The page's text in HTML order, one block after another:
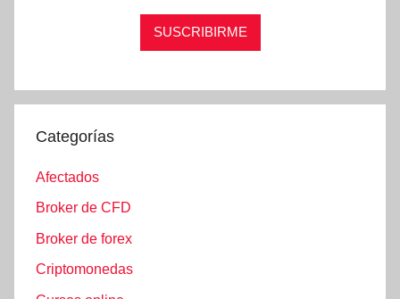
Categorías
Afectados
Broker de CFD
Broker de forex
Criptomonedas